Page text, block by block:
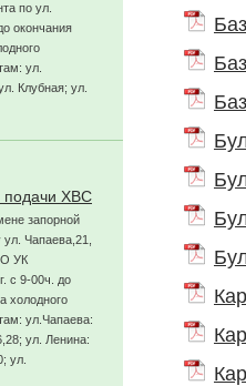
по ул.
окончания
ул.
Клубная; ул.
ХВС
запорной
Чапаева,21,
УК
с 9-00ч. до
холодного
ул.Чапаева:
ул. Ленина:
ул.